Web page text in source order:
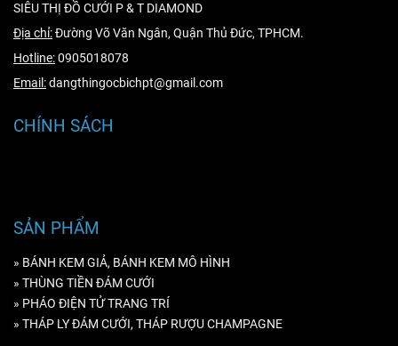
SIÊU THỊ ĐỒ CƯỚI P & T DIAMOND
Địa chỉ:Đường Võ Văn Ngân, Quận Thủ Đức, TPHCM.
Hotline:0905018078
Email:dangthingocbichpt@gmail.com
CHÍNH SÁCH
SẢN PHẨM
» BÁNH KEM GIẢ, BÁNH KEM MÔ HÌNH
» THÙNG TIỀN ĐÁM CƯỚI
» PHÁO ĐIỆN TỬ TRANG TRÍ
» THÁP LY ĐÁM CƯỚI, THÁP RƯỢU CHAMPAGNE